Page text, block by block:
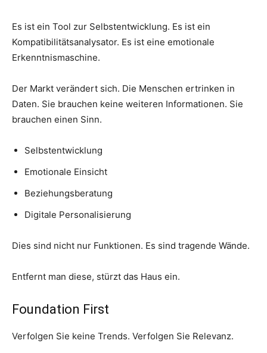
Es ist ein Tool zur Selbstentwicklung. Es ist ein
Kompatibilitätsanalysator. Es ist eine emotionale
Erkenntnismaschine.
Der Markt verändert sich. Die Menschen ertrinken in
Daten. Sie brauchen keine weiteren Informationen. Sie
brauchen einen Sinn.
Selbstentwicklung
Emotionale Einsicht
Beziehungsberatung
Digitale Personalisierung
Dies sind nicht nur Funktionen. Es sind tragende Wände.
Entfernt man diese, stürzt das Haus ein.
Foundation First
Verfolgen Sie keine Trends. Verfolgen Sie Relevanz.